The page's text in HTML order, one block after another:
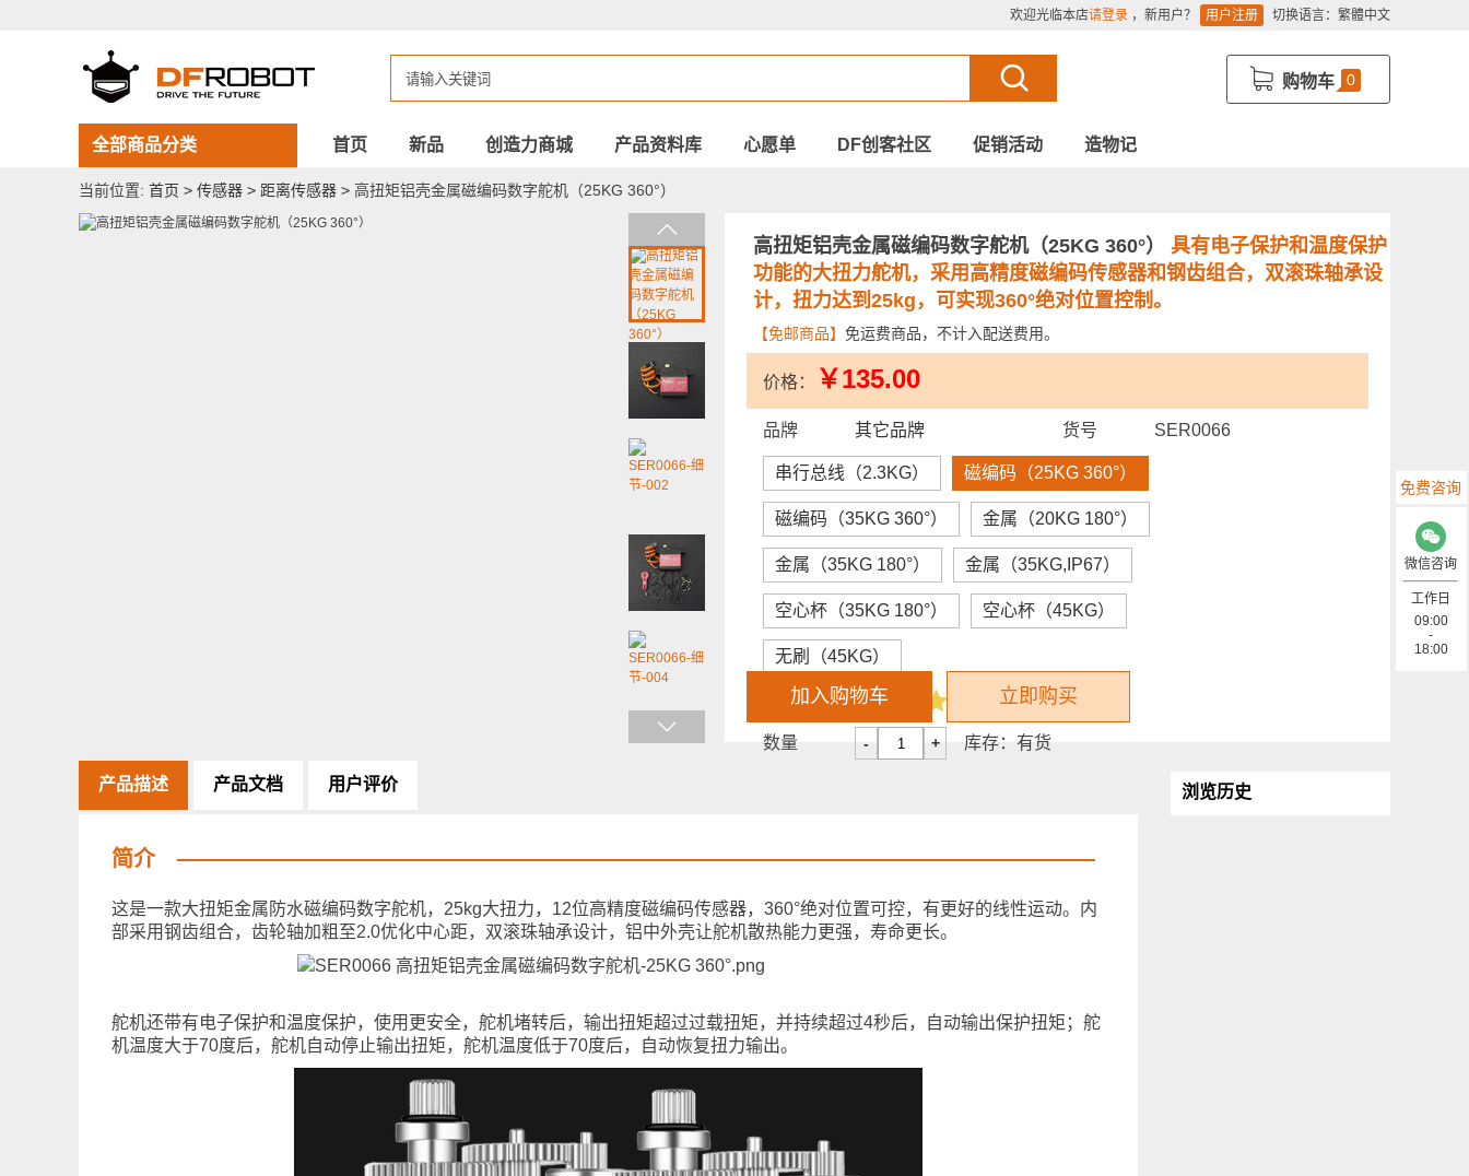
欢迎光临本店请登录 ，新用户？ 用户注册 切换语言： 繁體中文
购物车 0
全部商品分类 首页 新品 创造力商城 产品资料库 心愿单 DF创客社区 促销活动 造物记
当前位置: 首页 > 传感器 > 距离传感器 > 高扭矩铝壳金属磁编码数字舵机（25KG 360°）
高扭矩铝壳金属磁编码数字舵机（25KG 360°） 具有电子保护和温度保护
功能的大扭力舵机，采用高精度磁编码传感器和钢齿组合，双滚珠轴承设
计，扭力达到25kg，可实现360°绝对位置控制。
【免邮商品】 免运费商品，不计入配送费用。
价格： ￥135.00
品牌 其它品牌 货号 SER0066
串行总线（2.3KG） 磁编码（25KG 360°）
磁编码（35KG 360°） 金属（20KG 180°）
金属（35KG 180°） 金属（35KG,IP67）
空心杯（35KG 180°） 空心杯（45KG）
无刷（45KG）
评价 已有0人评价
数量 - + 库存： 有货
加入购物车 立即购买
产品描述 产品文档 用户评价
简介
这是一款大扭矩金属防水磁编码数字舵机，25kg大扭力，12位高精度磁编码传感器，360°绝对位置可控，有更好的线性运动。内
部采用钢齿组合，齿轮轴加粗至2.0优化中心距，双滚珠轴承设计，铝中外壳让舵机散热能力更强，寿命更长。
舵机还带有电子保护和温度保护，使用更安全，舵机堵转后，输出扭矩超过过载扭矩，并持续超过4秒后，自动输出保护扭矩；舵
机温度大于70度后，舵机自动停止输出扭矩，舵机温度低于70度后，自动恢复扭力输出。
浏览历史
免费咨询
微信咨询
工作日
09:00
-
18:00